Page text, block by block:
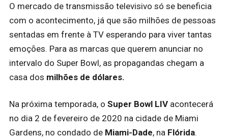
O mercado de transmissão televisivo só se beneficia
com o acontecimento, já que são milhões de pessoas
sentadas em frente à TV esperando para viver tantas
emoções. Para as marcas que querem anunciar no
intervalo do Super Bowl, as propagandas chegam a
casa dos milhões de dólares.
Na próxima temporada, o Super Bowl LIV acontecerá
no dia 2 de fevereiro de 2020 na cidade de Miami
Gardens, no condado de Miami-Dade, na Flórida.